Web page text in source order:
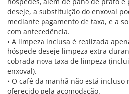
deseje, a substituição do enxoval
mediante pagamento de taxa, e a
com antecedência.
• A limpeza inclusa é realizada
hóspede deseje limpeza extra
cobrada nova taxa de limpeza
enxoval).
• O café da manhã não está incluso
oferecido pela acomodação.